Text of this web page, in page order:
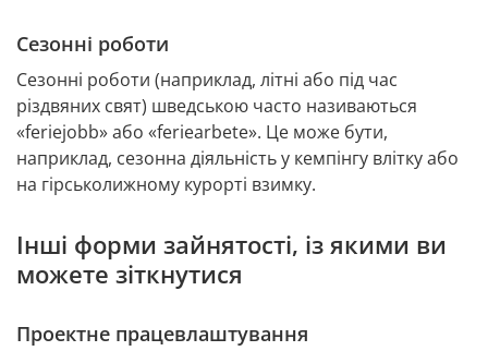
Сезонні роботи
Сезонні роботи (наприклад, літні або під час
різдвяних свят) шведською часто називаються
«feriejobb» або «feriearbete». Це може бути,
наприклад, сезонна діяльність у кемпінгу влітку або
на гірськолижному курорті взимку.
Інші форми зайнятості, із якими ви
можете зіткнутися
Проектне працевлаштування